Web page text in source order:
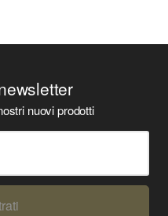
nuovi prodotti